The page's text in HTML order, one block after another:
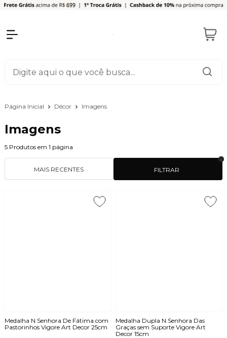
Página Inicial Décor Imagens
Imagens
5 Produtos em 1 página
FILTRAR
MAIS RECENTES
Medalha N.Senhora De Fátima com
Pastorinhos Vigore Art Decor 25cm
Medalha Dupla N.Senhora Das
Graças sem Suporte Vigore Art
Decor 15cm